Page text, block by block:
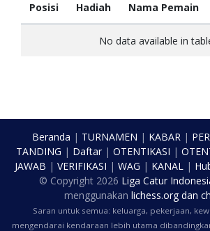
Posisi Hadiah Nama Pemain
No data available in
Beranda | TURNAMEN | KABAR|
TANDING | Daftar| OTENTIKASI |
JAWAB | VERIFIKASI | WAG | KANAL|
© Copyright 2026 Liga Catur
menggunakan lichess.orgdan
Saran untuk semua: keluarga, pekerjaan,
mengendarai kendaraan lebih utama